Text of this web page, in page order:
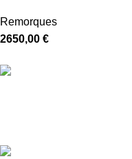
Remorques
2650,00 €